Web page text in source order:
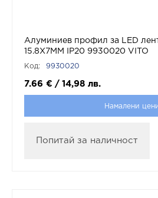
Алуминиев профил за LED
15.8X7MM IP20 9930020 VITO
Код: 9930020
7.66 € / 14,98 лв.
Намалени
Попитай за наличност